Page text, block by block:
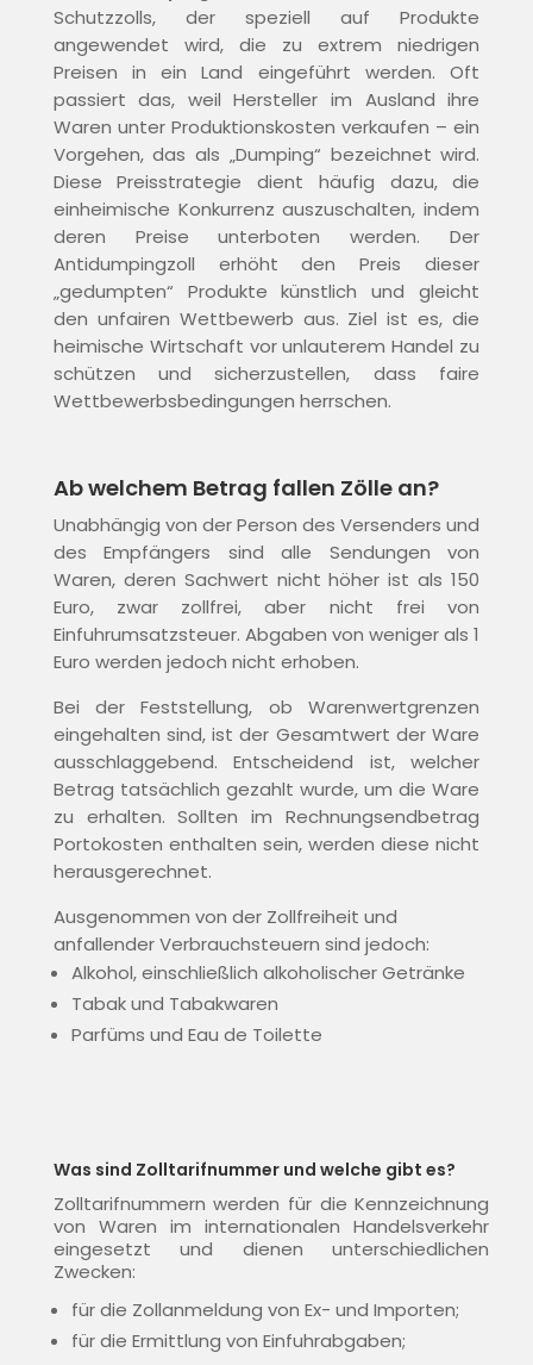
Schutzzolls, der speziell auf Produkte
angewendet wird, die zu extrem niedrigen
Preisen in ein Land eingeführt werden. Oft
passiert das, weil Hersteller im Ausland ihre
Waren unter Produktionskosten verkaufen – ein
Vorgehen, das als „Dumping“ bezeichnet wird.
Diese Preisstrategie dient häufig dazu, die
einheimische Konkurrenz auszuschalten, indem
deren Preise unterboten werden. Der
Antidumpingzoll erhöht den Preis dieser
„gedumpten“ Produkte künstlich und gleicht
den unfairen Wettbewerb aus. Ziel ist es, die
heimische Wirtschaft vor unlauterem Handel zu
schützen und sicherzustellen, dass faire
Wettbewerbsbedingungen herrschen.
Ab welchem Betrag fallen Zölle an?
Unabhängig von der Person des Versenders und
des Empfängers sind alle Sendungen von
Waren, deren Sachwert nicht höher ist als 150
Euro, zwar zollfrei, aber nicht frei von
Einfuhrumsatzsteuer. Abgaben von weniger als 1
Euro werden jedoch nicht erhoben.
Bei der Feststellung, ob Warenwertgrenzen
eingehalten sind, ist der Gesamtwert der Ware
ausschlaggebend. Entscheidend ist, welcher
Betrag tatsächlich gezahlt wurde, um die Ware
zu erhalten. Sollten im Rechnungsendbetrag
Portokosten enthalten sein, werden diese nicht
herausgerechnet.
Ausgenommen von der Zollfreiheit und
anfallender Verbrauchsteuern sind jedoch:
Alkohol, einschließlich alkoholischer Getränke
Tabak und Tabakwaren
Parfüms und Eau de Toilette
Was sind Zolltarifnummer und welche gibt es?
Zolltarifnummern werden für die Kennzeichnung
von Waren im internationalen Handelsverkehr
eingesetzt und dienen unterschiedlichen
Zwecken:
für die Zollanmeldung von Ex- und Importen;
für die Ermittlung von Einfuhrabgaben;